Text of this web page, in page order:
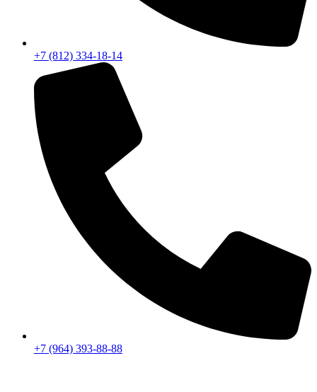
+7 (812) 334-18-14
+7 (964) 393-88-88